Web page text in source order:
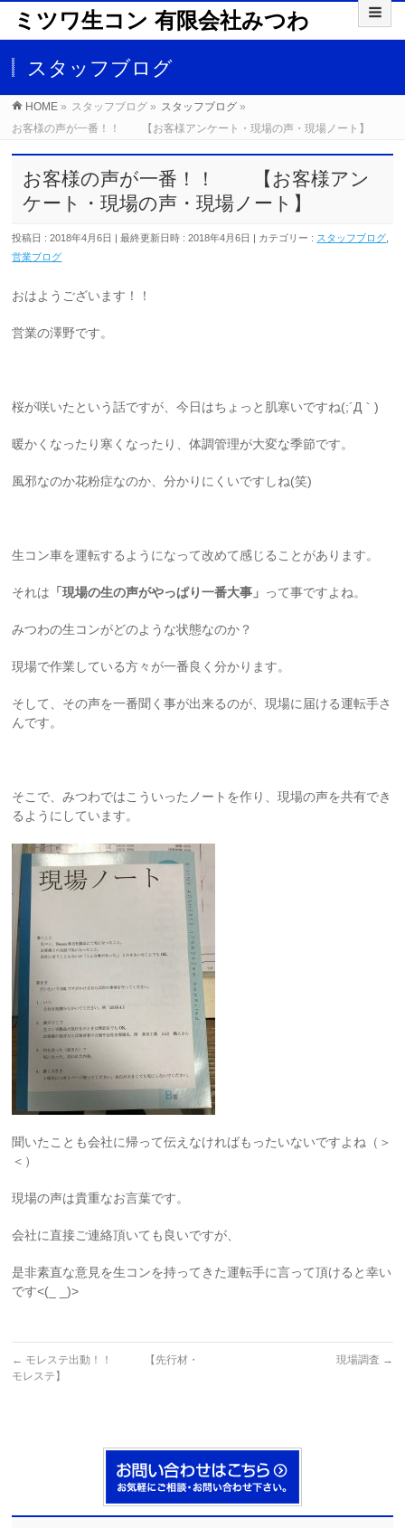
ミツワ生コン 有限会社みつわ
スタッフブログ
HOME » スタッフブログ » スタッフブログ »
お客様の声が一番！！ 【お客様アンケート・現場の声・現場ノート】
お客様の声が一番！！ 【お客様アン
ケート・現場の声・現場ノート】
投稿日 : 2018年4月6日 最終更新日時 : 2018年4月6日 カテゴリー : スタッフブログ
営業ブログ
おはようございます！！
営業の澤野です。
桜が咲いたという話ですが、今日はちょっと肌寒いですね(;´Д｀)
暖かくなったり寒くなったり、体調管理が大変な季節です。
風邪なのか花粉症なのか、分かりにくいですしね(笑)
生コン車を運転するようになって改めて感じることがあります。
それは 「現場の生の声がやっぱり一番大事」 って事ですよね。
みつわの生コンがどのような状態なのか？
現場で作業している方々が一番良く分かります。
そして、その声を一番聞く事が出来るのが、現場に届ける運転手さ
んです。
そこで、みつわではこういったノートを作り、現場の声を共有でき
るようにしています。
聞いたことも会社に帰って伝えなければもったいないですよね（＞
＜）
現場の声は貴重なお言葉です。
会社に直接ご連絡頂いても良いですが、
是非素直な意見を生コンを持ってきた運転手に言って頂けると幸い
です<(_ _)>
← モレステ出動！！ 【先行材・
モレステ】
現場調査 →